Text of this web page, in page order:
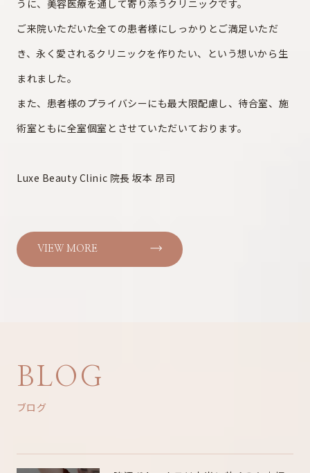
うに、美容医療を通して寄り添うクリニックです。
ご来院いただいた全ての患者様にしっかりとご満足いただ
き、永く愛されるクリニックを作りたい、という想いから生
まれました。
また、患者様のプライバシーにも最大限配慮し、待合室、施
術室ともに全室個室とさせていただいております。
Luxe Beauty Clinic 院長 坂本 昂司
VIEW MORE
BLOG
ブログ